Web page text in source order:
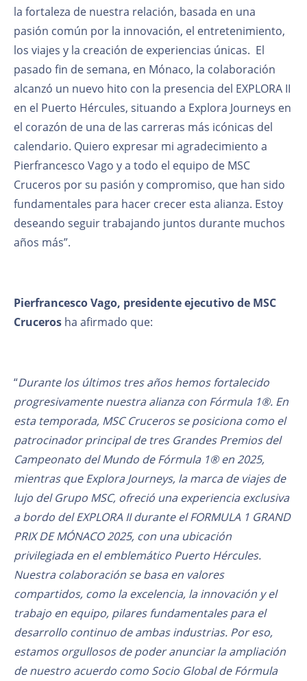
la fortaleza de nuestra relación, basada en una
pasión común por la innovación, el entretenimiento,
los viajes y la creación de experiencias únicas. El
pasado fin de semana, en Mónaco, la colaboración
alcanzó un nuevo hito con la presencia del EXPLORA II
en el Puerto Hércules, situando a Explora Journeys en
el corazón de una de las carreras más icónicas del
calendario. Quiero expresar mi agradecimiento a
Pierfrancesco Vago y a todo el equipo de MSC
Cruceros por su pasión y compromiso, que han sido
fundamentales para hacer crecer esta alianza. Estoy
deseando seguir trabajando juntos durante muchos
años más”.
Pierfrancesco Vago, presidente ejecutivo de MSC
Cruceros ha afirmado que:
“Durante los últimos tres años hemos fortalecido
progresivamente nuestra alianza con Fórmula 1®. En
esta temporada, MSC Cruceros se posiciona como el
patrocinador principal de tres Grandes Premios del
Campeonato del Mundo de Fórmula 1® en 2025,
mientras que Explora Journeys, la marca de viajes de
lujo del Grupo MSC, ofreció una experiencia exclusiva
a bordo del EXPLORA II durante el FORMULA 1 GRAND
PRIX DE MÓNACO 2025, con una ubicación
privilegiada en el emblemático Puerto Hércules.
Nuestra colaboración se basa en valores
compartidos, como la excelencia, la innovación y el
trabajo en equipo, pilares fundamentales para el
desarrollo continuo de ambas industrias. Por eso,
estamos orgullosos de poder anunciar la ampliación
de nuestro acuerdo como Socio Global de Fórmula